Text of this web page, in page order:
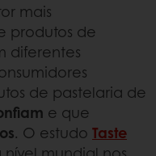
mais
produtos de
diferentes
de pastelaria de
e que
. O estudo Taste